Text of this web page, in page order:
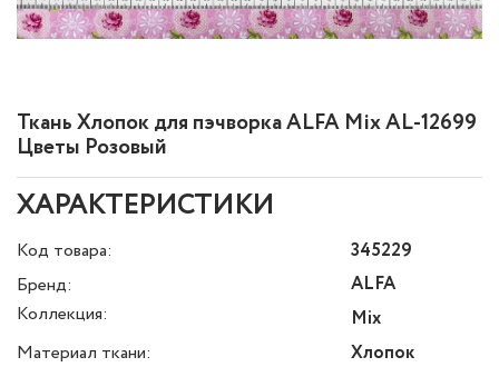
Ткань Хлопок для пэчворка ALFA Mix AL-12699
Цветы Розовый
ХАРАКТЕРИСТИКИ
Код товара:
345229
Бренд:
ALFA
Коллекция:
Mix
Материал ткани:
Хлопок